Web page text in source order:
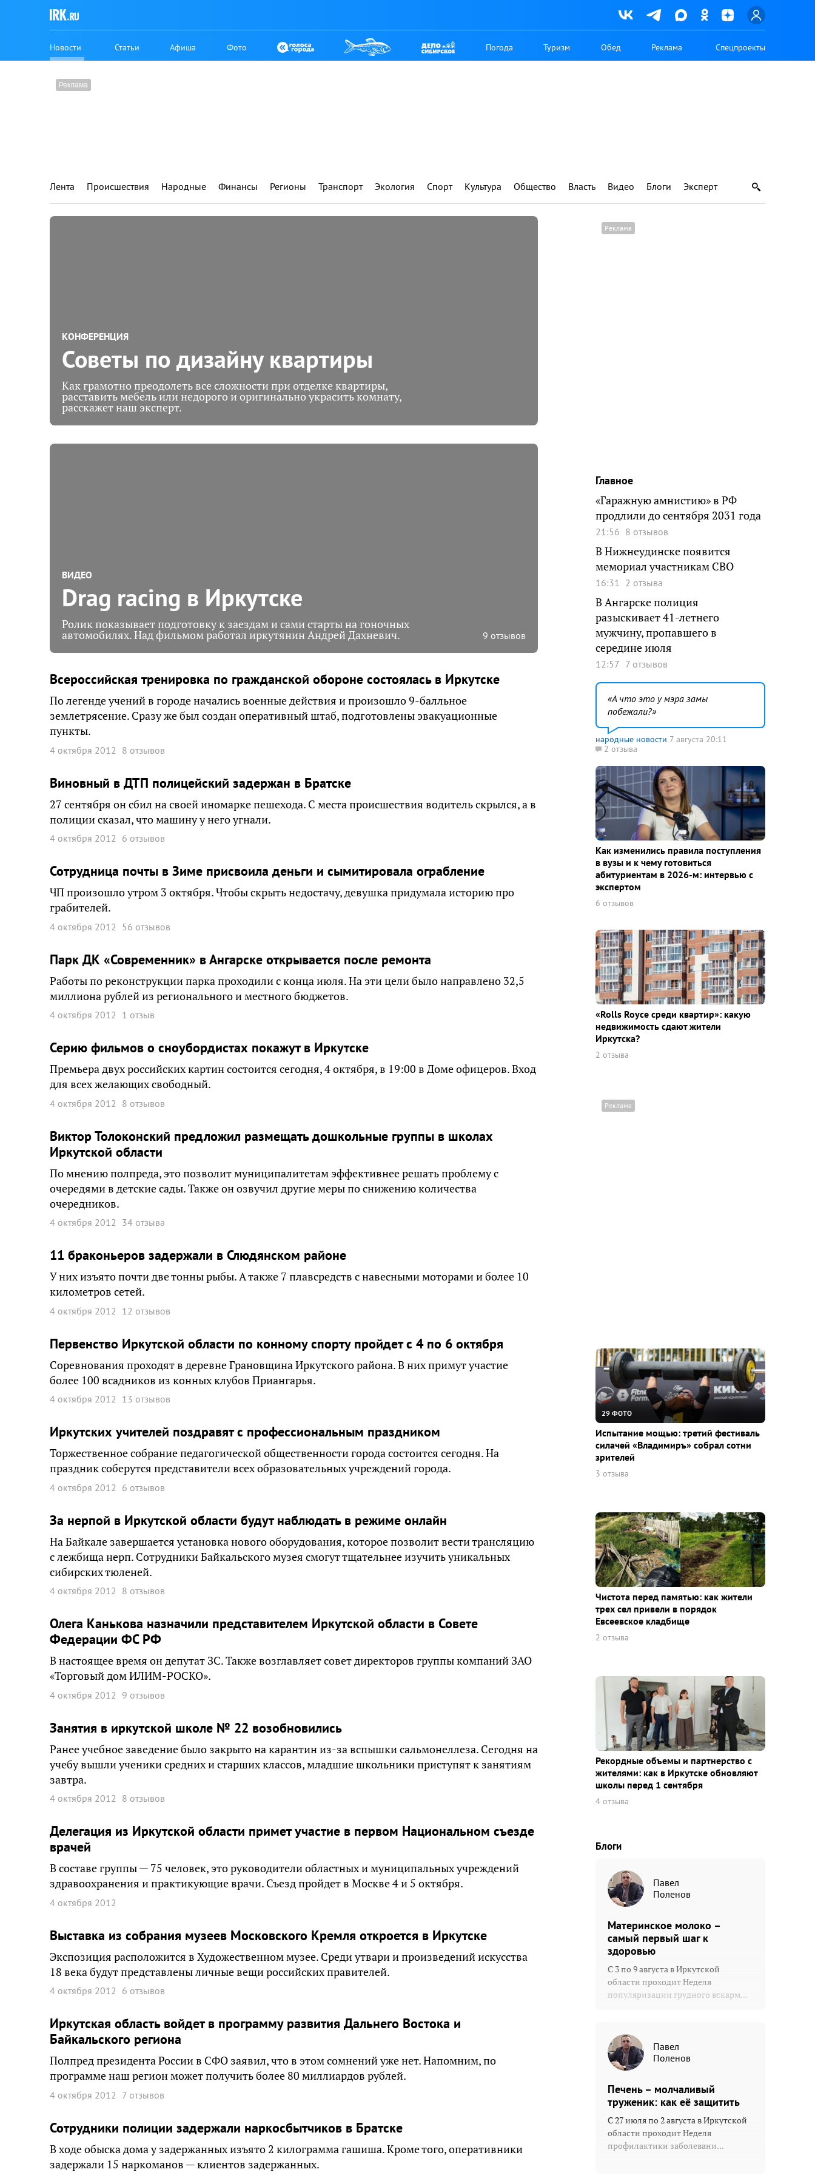
Новости Статьи Афиша Фото Погода Туризм Обед Реклама Спецпроекты
Лента Происшествия Народные Финансы Регионы Транспорт Экология Спорт Культура Общество Власть Видео Блоги Эксперт
КОНФЕРЕНЦИЯ
Советы по дизайну квартиры
Как грамотно преодолеть все сложности при отделке квартиры,
расставить мебель или недорого и оригинально украсить комнату,
расскажет наш эксперт.
ВИДЕО
Drag racing в Иркутске
Ролик показывает подготовку к заездам и сами старты на гоночных
автомобилях. Над фильмом работал иркутянин Андрей Дахневич. 9 отзывов
Всероссийская тренировка по гражданской обороне состоялась в Иркутске
По легенде учений в городе начались военные действия и произошло 9-балльное
землетрясение. Сразу же был создан оперативный штаб, подготовлены эвакуационные
пункты.
4 октября 2012 8 отзывов
Виновный в ДТП полицейский задержан в Братске
27 сентября он сбил на своей иномарке пешехода. С места происшествия водитель скрылся, а в
полиции сказал, что машину у него угнали.
4 октября 2012 6 отзывов
Сотрудница почты в Зиме присвоила деньги и сымитировала ограбление
ЧП произошло утром 3 октября. Чтобы скрыть недостачу, девушка придумала историю про
грабителей.
4 октября 2012 56 отзывов
Парк ДК «Современник» в Ангарске открывается после ремонта
Работы по реконструкции парка проходили с конца июля. На эти цели было направлено 32,5
миллиона рублей из регионального и местного бюджетов.
4 октября 2012 1 отзыв
Серию фильмов о сноубордистах покажут в Иркутске
Премьера двух российских картин состоится сегодня, 4 октября, в 19:00 в Доме офицеров. Вход
для всех желающих свободный.
4 октября 2012 8 отзывов
Виктор Толоконский предложил размещать дошкольные группы в школах
Иркутской области
По мнению полпреда, это позволит муниципалитетам эффективнее решать проблему с
очередями в детские сады. Также он озвучил другие меры по снижению количества
очередников.
4 октября 2012 34 отзыва
11 браконьеров задержали в Слюдянском районе
У них изъято почти две тонны рыбы. А также 7 плавсредств с навесными моторами и более 10
километров сетей.
4 октября 2012 12 отзывов
Первенство Иркутской области по конному спорту пройдет с 4 по 6 октября
Соревнования проходят в деревне Грановщина Иркутского района. В них примут участие
более 100 всадников из конных клубов Приангарья.
4 октября 2012 13 отзывов
Иркутских учителей поздравят с профессиональным праздником
Торжественное собрание педагогической общественности города состоится сегодня. На
праздник соберутся представители всех образовательных учреждений города.
4 октября 2012 6 отзывов
За нерпой в Иркутской области будут наблюдать в режиме онлайн
На Байкале завершается установка нового оборудования, которое позволит вести трансляцию
с лежбища нерп. Сотрудники Байкальского музея смогут тщательнее изучить уникальных
сибирских тюленей.
4 октября 2012 8 отзывов
Олега Канькова назначили представителем Иркутской области в Совете
Федерации ФС РФ
В настоящее время он депутат ЗС. Также возглавляет совет директоров группы компаний ЗАО
«Торговый дом ИЛИМ-РОСКО».
4 октября 2012 9 отзывов
Занятия в иркутской школе № 22 возобновились
Ранее учебное заведение было закрыто на карантин из-за вспышки сальмонеллеза. Сегодня на
учебу вышли ученики средних и старших классов, младшие школьники приступят к занятиям
завтра.
4 октября 2012 8 отзывов
Делегация из Иркутской области примет участие в первом Национальном съезде
врачей
В составе группы — 75 человек, это руководители областных и муниципальных учреждений
здравоохранения и практикующие врачи. Съезд пройдет в Москве 4 и 5 октября.
4 октября 2012
Выставка из собрания музеев Московского Кремля откроется в Иркутске
Экспозиция расположится в Художественном музее. Среди утвари и произведений искусства
18 века будут представлены личные вещи российских правителей.
4 октября 2012 6 отзывов
Иркутская область войдет в программу развития Дальнего Востока и
Байкальского региона
Полпред президента России в СФО заявил, что в этом сомнений уже нет. Напомним, по
программе наш регион может получить более 80 миллиардов рублей.
4 октября 2012 7 отзывов
Сотрудники полиции задержали наркосбытчиков в Братске
В ходе обыска дома у задержанных изъято 2 килограмма гашиша. Кроме того, оперативники
задержали 15 наркоманов — клиентов задержанных.
Главное
«Гаражную амнистию» в РФ
продлили до сентября 2031 года
21:56 8 отзывов
В Нижнеудинске появится
мемориал участникам СВО
16:31 2 отзыва
В Ангарске полиция
разыскивает 41-летнего
мужчину, пропавшего в
середине июля
12:57 7 отзывов
А что это у мэра замы
побежали?
народные новости 7 августа 20:11
2 отзыва
Как изменились правила поступления
в вузы и к чему готовиться
абитуриентам в 2026-м: интервью с
экспертом
6 отзывов
«Rolls Royce среди квaртир»: какую
недвижимость сдают жители
Иркутска?
2 отзыва
29 ФОТО
Испытание мощью: третий фестиваль
силачей «Владимиръ» собрал сотни
зрителей
3 отзыва
Чистота перед памятью: как жители
трех сел привели в порядок
Евсеевское кладбище
2 отзыва
Рекордные объемы и партнерство с
жителями: как в Иркутске обновляют
школы перед 1 сентября
4 отзыва
Блоги
Павел
Поленов
Материнское молоко –
самый первый шаг к
здоровью
С 3 по 9 августа в Иркутской
области проходит Неделя
популяризации грудного вскарм...
Павел
Поленов
Печень – молчаливый
труженик: как её защитить
С 27 июля по 2 августа в Иркутской
области проходит Неделя
профилактики заболевани...